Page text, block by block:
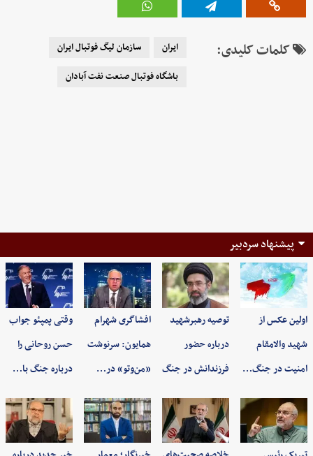
کلمات کلیدی: ایران
سازمان لیگ فوتبال ایران
باشگاه فوتبال صنعت نفت آبادان
پیشنهاد سردبیر
اولین عکس از
شهید والامقام
امنیت در جنگ…
توصیه رهبرشهید
درباره حضور
فرزندانش در جنگ
افشاگری شهرام
همایون: سرنوشت
«من‌وتو» در…
وقتی پمپئو جواب
حسن روحانی را
درباره جنگ با…